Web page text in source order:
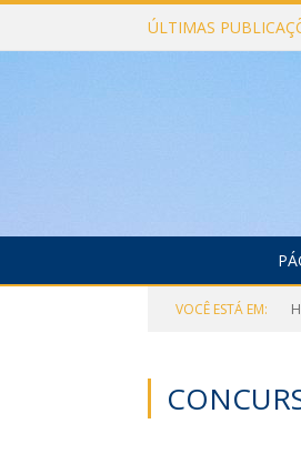
ÚLTIMAS
VOCÊ ESTÁ EM: